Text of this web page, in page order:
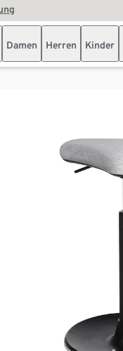
Damen Herren Kinder